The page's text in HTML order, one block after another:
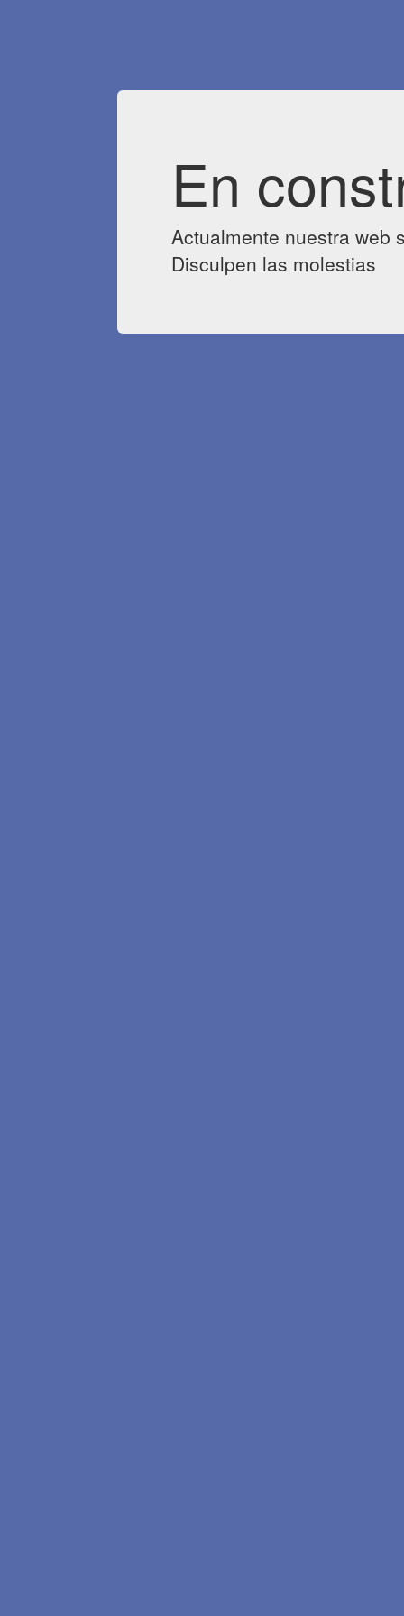
En
Actualmente nuestra web
Disculpen las molestias